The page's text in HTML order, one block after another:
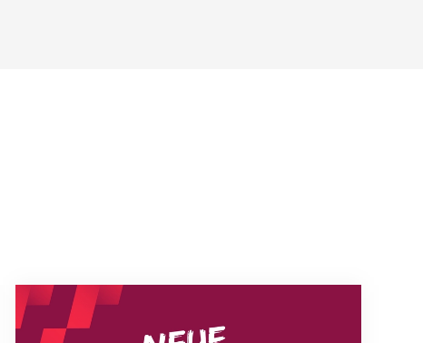
Neue Empfangszeiten ab 1. August 2026